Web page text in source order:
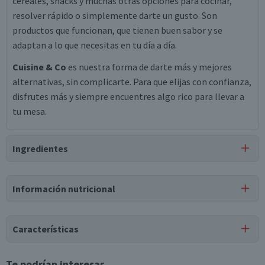
resolver rápido o simplemente darte un gusto. Son
productos que funcionan, que tienen buen sabor y se
adaptan a lo que necesitas en tu día a día.
Cuisine & Co es nuestra forma de darte más y mejores
alternativas, sin complicarte. Para que elijas con confianza,
disfrutes más y siempre encuentres algo rico para llevar a
tu mesa.
Ingredientes
acidez (ácido cítrico ins 330), antioxidante (ácido ascórbico
Información nutricional
Características
Tipo de Producto